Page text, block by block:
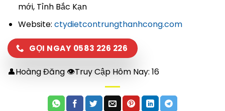
mới, Tỉnh Bắc Kạn
Website: ctydietcontrungthanhcong.com
GỌI NGAY 0583 226 226
👤Hoàng Đăng 👁Truy Cập Hôm Nay: 16